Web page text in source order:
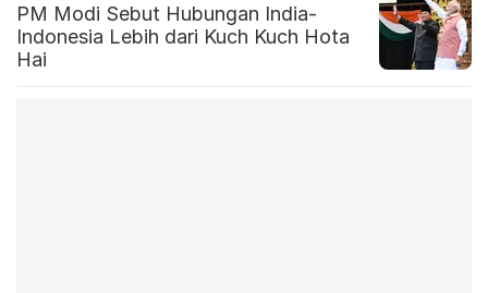
PM Modi Sebut Hubungan India-
Indonesia Lebih dari Kuch Kuch Hota
Hai